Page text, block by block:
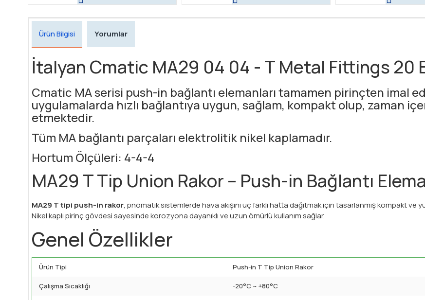
Ürün Bilgisi Yorumlar
İtalyan Cmatic MA29 04 04 - T Metal Fittings 20
Cmatic MA serisi push-in bağlantı elemanları tamamen pirinçten imal
uygulamalarda hızlı bağlantıya uygun, sağlam, kompakt olup, zaman
etmektedir.
Tüm MA bağlantı parçaları elektrolitik nikel kaplamadır.
Hortum Ölçüleri: 4-4-4
MA29 T Tip Union Rakor – Push-in Bağlantı
MA29 T tipi push-in rakor, pnömatik sistemlerde hava akışını üç farklı hatta dağıtmak için tasarlanmış kompakt ve
Nikel kaplı pirinç gövdesi sayesinde korozyona dayanıklı ve uzun ömürlü kullanım sağlar.
Genel Özellikler
Ürün Tipi Push-in T Tip Union Rakor
Çalışma Sıcaklığı -20°C ~ +80°C